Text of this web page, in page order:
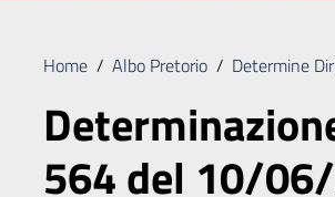
Home / Albo Pretorio / Determine
564 del 10/